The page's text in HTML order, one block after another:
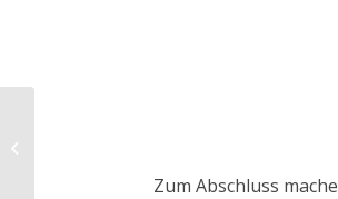
Zum Abschluss